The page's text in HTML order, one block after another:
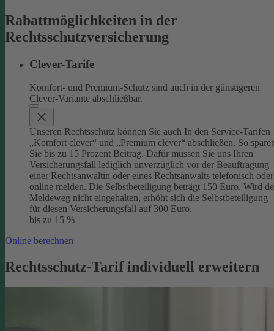
Rabattmöglichkeiten in der
Rechtsschutzversicherung
Clever-Tarife
Komfort- und Premium-Schutz sind auch in der günstigeren
Clever-Variante abschließbar.
Unseren Rechtsschutz können Sie auch In den Service-Tarifen
„Komfort clever“ und „Premium clever“ abschließen. So
Sie bis zu 15 Prozent Beitrag. Dafür müssen Sie uns Ihren
Versicherungsfall lediglich unverzüglich vor der Beauftragung
einer Rechtsanwältin oder eines Rechtsanwalts telefonisch oder
online melden. Die Selbstbeteiligung beträgt 150 Euro. Wird
Meldeweg nicht eingehalten, erhöht sich die Selbstbeteiligung
für diesen Versicherungsfall auf 300 Euro.
bis zu 15 %
Online berechnen
Rechtsschutz-Tarif individuell erweitern